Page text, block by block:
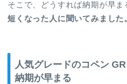
そこで、どうすれば納期が早ま
短くなった人に聞いてみました
人気グレードのコペン
納期が早まる